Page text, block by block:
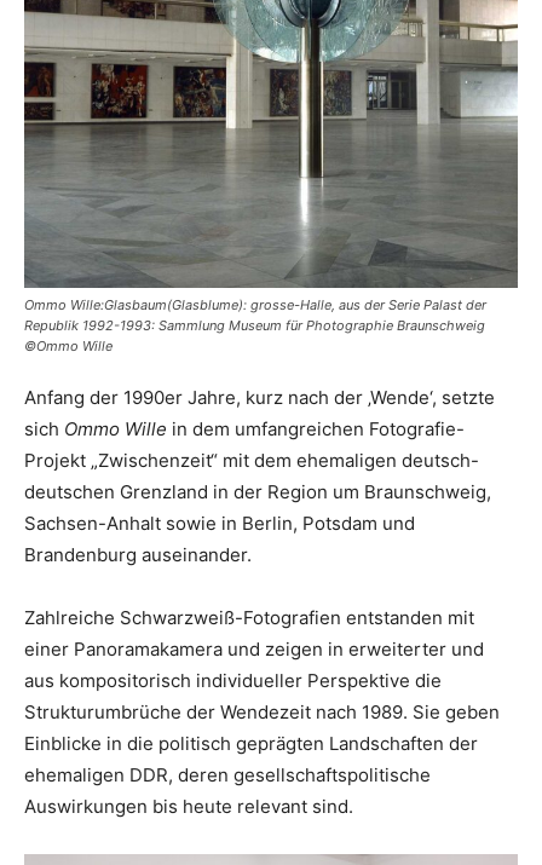
Ommo Wille:Glasbaum(Glasblume): grosse-Halle, aus der Serie Palast der
Republik 1992-1993: Sammlung Museum für Photographie Braunschweig
©Ommo Wille
Anfang der 1990er Jahre, kurz nach der ‚Wende‘, setzte
sich Ommo Wille in dem umfangreichen Fotografie-
Projekt „Zwischenzeit“ mit dem ehemaligen deutsch-
deutschen Grenzland in der Region um Braunschweig,
Sachsen-Anhalt sowie in Berlin, Potsdam und
Brandenburg auseinander.
Zahlreiche Schwarzweiß-Fotografien entstanden mit
einer Panoramakamera und zeigen in erweiterter und
aus kompositorisch individueller Perspektive die
Strukturumbrüche der Wendezeit nach 1989. Sie geben
Einblicke in die politisch geprägten Landschaften der
ehemaligen DDR, deren gesellschaftspolitische
Auswirkungen bis heute relevant sind.